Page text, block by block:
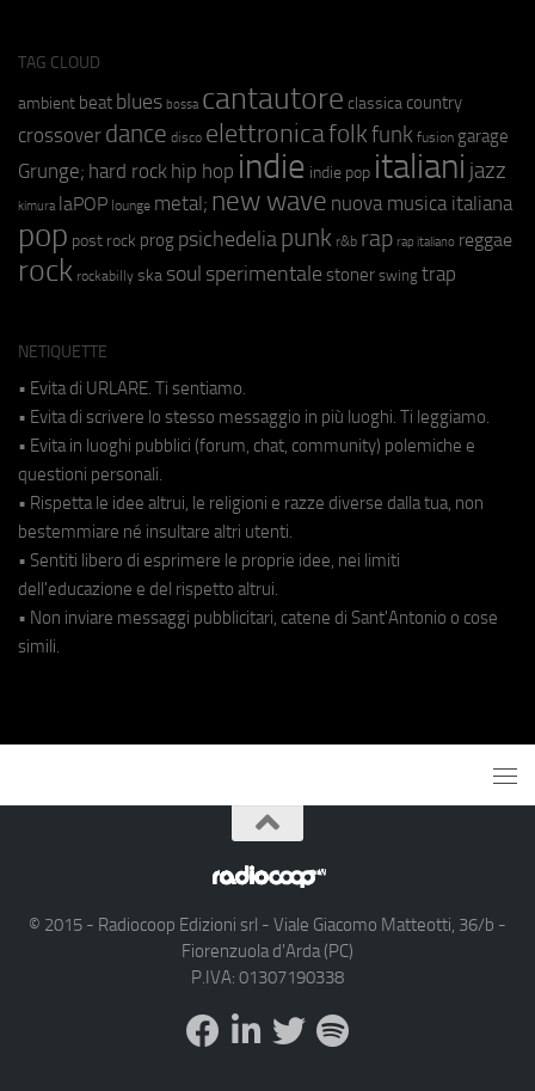
TAG CLOUD
ambient beat blues bossa cantautore classica country
crossover dance disco elettronicafolkfunk fusion garage
Grunge; hard rock hip hop indie indie pop italiani jazz
kimura laPOP lounge metal; new wave nuova musica italiana
pop post rock prog psichedeliapunk r&b rap rap italiano reggae
rock rockabilly ska soul sperimentale stoner swing trap
NETIQUETTE
• Evita di URLARE. Ti sentiamo.
• Evita di scrivere lo stesso messaggio in più luoghi. Ti leggiamo.
• Evita in luoghi pubblici (forum, chat, community) polemiche e
questioni personali.
• Rispetta le idee altrui, le religioni e razze diverse dalla tua, non
bestemmiare né insultare altri utenti.
• Sentiti libero di esprimere le proprie idee, nei limiti
dell'educazione e del rispetto altrui.
• Non inviare messaggi pubblicitari, catene di Sant'Antonio o cose
simili.
© 2015 - Radiocoop Edizioni srl - Viale Giacomo Matteotti, 36/b -
Fiorenzuola d'Arda (PC)
P.IVA: 01307190338